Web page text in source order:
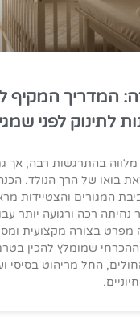
המדריך המקיף
לתינוק לפני
מלווה בהתרגשות רבה, אך
בואו של הרך הנולד.
המגורים והצטיידות
רכה ורגועה יותר
מפרט בצורה מקצועית
שמומלץ להכין
החל מריהוט בסיסי